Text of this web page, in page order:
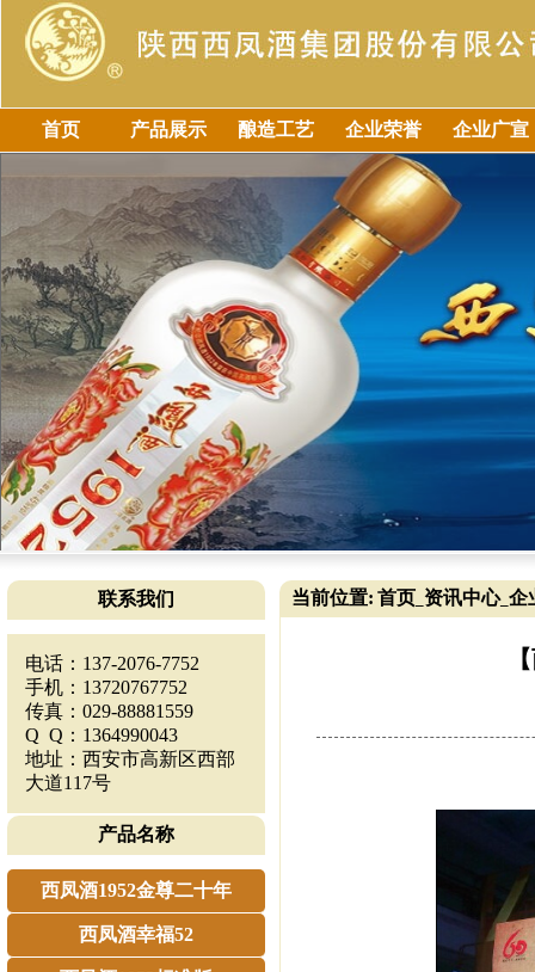
首页 产品展示 酿造工艺 企业荣誉 企业广宣
联系我们
电话：137-2076-7752
手机：13720767752
传真：029-88881559
Q Q：1364990043
地址：西安市高新区西部
大道117号
产品名称
西凤酒1952金尊二十年
西凤酒幸福52
当前位置: 首页 资讯中心_ 企